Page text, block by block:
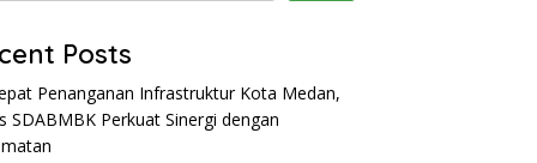
Posts
Penanganan Infrastruktur Kota Medan,
SDABMBK Perkuat Sinergi dengan